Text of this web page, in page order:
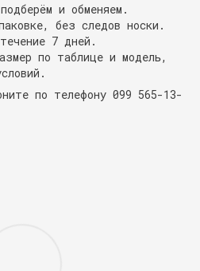
и обменяем.
без следов носки.
7 дней.
по таблице и модель,
по телефону 099 565-13-